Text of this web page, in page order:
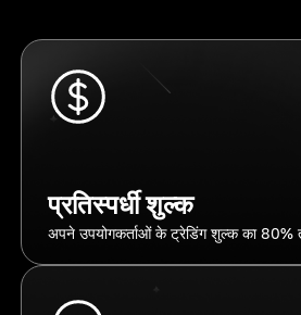
प्रतिस्पर्धी शुल्क
अपने उपयोगकर्ताओं के ट्रेडिंग शुल्क का 80%